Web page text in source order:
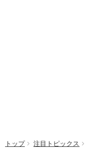
トップ 注目トピックス